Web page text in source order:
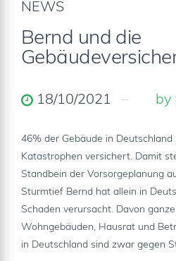
NEWS
Bernd und die
18/10/2021 by
46% der Gebäude in
Katastrophen versichert. Damit
Standbein der Vorsorgeplanung
Sturmtief Bernd hat allein in
Schaden verursacht. Davon
Wohngebäuden, Hausrat und
in Deutschland sind zwar gegen